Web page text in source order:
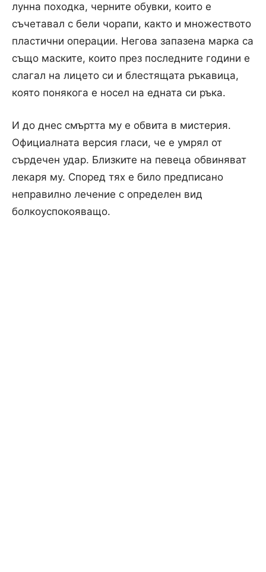
лунна походка, черните обувки, които е
съчетавал с бели чорапи, както и множеството
пластични операции. Негова запазена марка са
също маските, които през последните години е
слагал на лицето си и блестящата ръкавица,
която понякога е носел на едната си ръка.
И до днес смъртта му е обвита в мистерия.
Официалната версия гласи, че е умрял от
сърдечен удар. Близките на певеца обвиняват
лекаря му. Според тях е било предписано
неправилно лечение с определен вид
болкоуспокояващо.